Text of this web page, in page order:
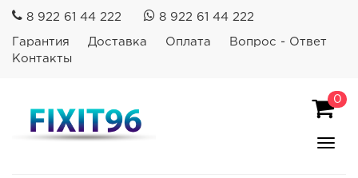
8 922 61 44 222 8 922 61 44 222
Гарантия Доставка Оплата
Вопрос - Ответ
Контакты
0